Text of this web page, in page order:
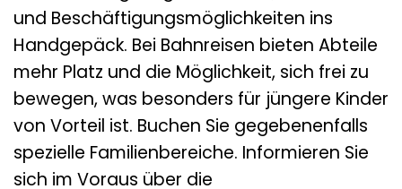
und Beschäftigungsmöglichkeiten ins
Handgepäck. Bei Bahnreisen bieten Abteile
mehr Platz und die Möglichkeit, sich frei zu
bewegen, was besonders für jüngere Kinder
von Vorteil ist. Buchen Sie gegebenenfalls
spezielle Familienbereiche. Informieren Sie
sich im Voraus über die